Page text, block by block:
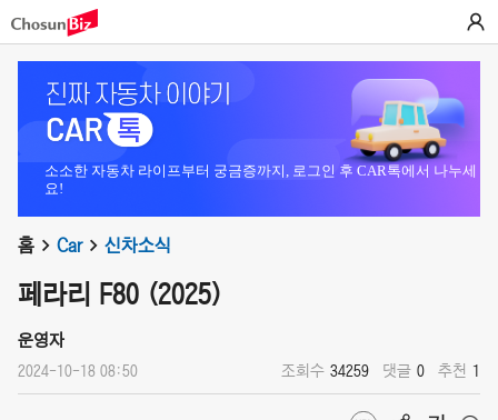
소소한 자동차 라이프부터 궁금증까지, 로그인 후 CAR톡에서 나누세
요!
홈 Car 신차소식
페라리 F80 (2025)
운영자
2024-10-18 08:50 조회수 34259 댓글 0 추천 1